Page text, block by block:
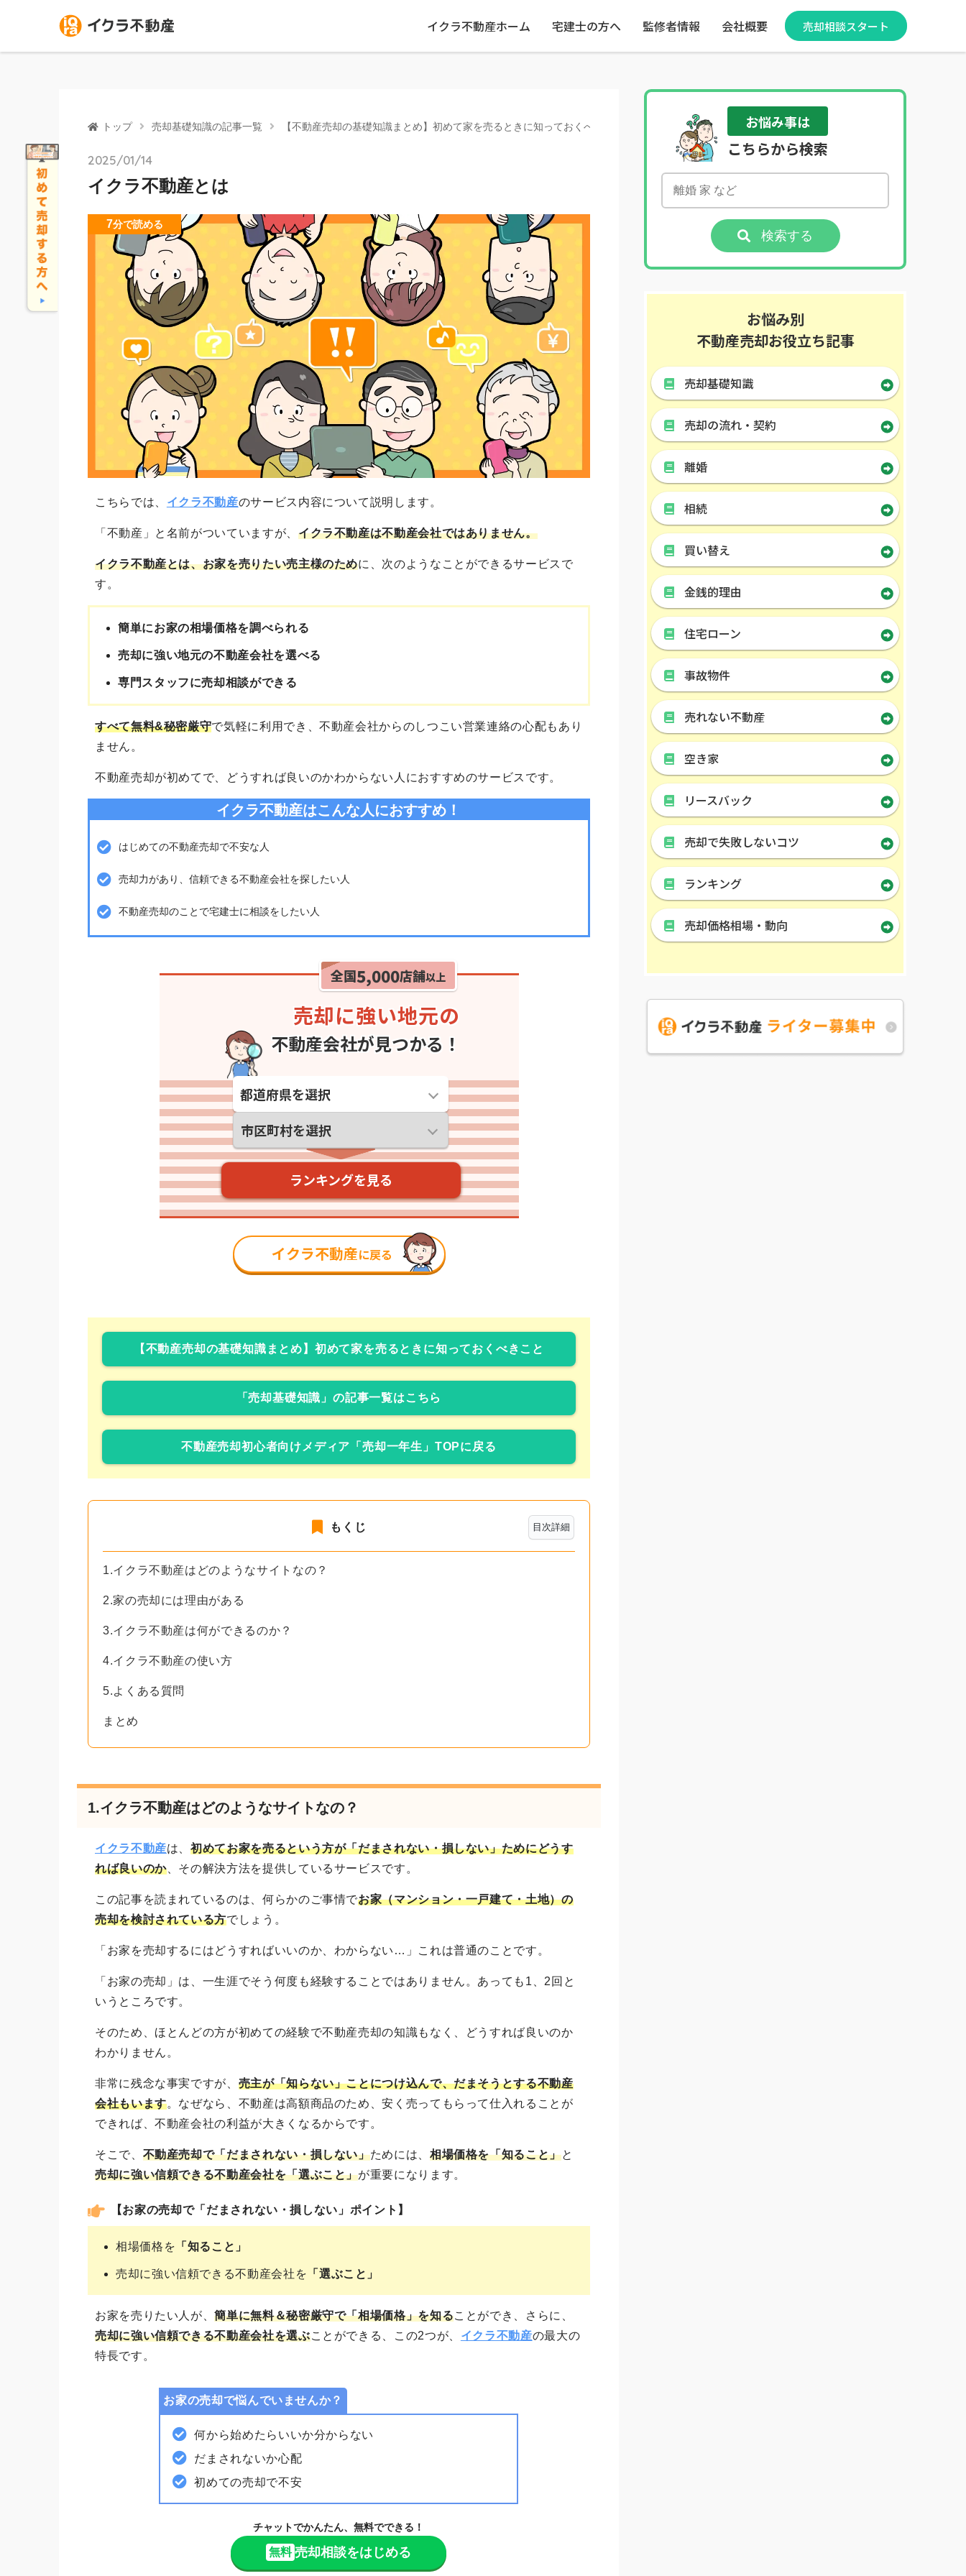
イクラ不動産ホーム 宅建士の方へ 監修者情報 会社概要 売却相談スタート
トップ 売却基礎知識の記事一覧 【不動産売却の基礎知識まとめ】初めて家を売るときに知っておくべきこと
2025/01/14
イクラ不動産とは
7分で読める
こちらでは、 イクラ不動産のサービス内容について説明します。
「不動産」と名前がついていますが、 イクラ不動産は不動産会社ではありません。
イクラ不動産とは、お家を売りたい売主様のために、次のようなことができるサービスで
す。
簡単にお家の相場価格を調べられる
売却に強い地元の不動産会社を選べる
専門スタッフに売却相談ができる
すべて無料&秘密厳守で気軽に利用でき、不動産会社からのしつこい営業連絡の心配もあり
ません。
不動産売却が初めてで、どうすれば良いのかわからない人におすすめのサービスです。
イクラ不動産はこんな人におすすめ！
はじめての不動産売却で不安な人
売却力があり、信頼できる不動産会社を探したい人
不動産売却のことで宅建士に相談をしたい人
【不動産売却の基礎知識まとめ】初めて家を売るときに知っておくべきこと
「売却基礎知識」の記事一覧はこちら
不動産売却初心者向けメディア「売却一年生」TOPに戻る
目次詳細
もくじ
1.イクラ不動産はどのようなサイトなの？
2.家の売却には理由がある
3.イクラ不動産は何ができるのか？
4.イクラ不動産の使い方
5.よくある質問
まとめ
1.イクラ不動産はどのようなサイトなの？
イクラ不動産は、初めてお家を売るという方が「だまされない・損しない」ためにどうす
れば良いのか、その解決方法を提供しているサービスです。
この記事を読まれているのは、何らかのご事情でお家（マンション・一戸建て・土地）の
売却を検討されている方でしょう。
「お家を売却するにはどうすればいいのか、わからない…」これは普通のことです。
「お家の売却」は、一生涯でそう何度も経験することではありません。あっても1、2回と
いうところです。
そのため、ほとんどの方が初めての経験で不動産売却の知識もなく、どうすれば良いのか
わかりません。
非常に残念な事実ですが、 売主が「知らない」ことにつけ込んで、だまそうとする不動産
会社もいます。なぜなら、不動産は高額商品のため、安く売ってもらって仕入れることが
できれば、不動産会社の利益が大きくなるからです。
そこで、 不動産売却で「だまされない・損しない」ためには、 相場価格を「知ること」と
売却に強い信頼できる不動産会社を「選ぶこと」が重要になります。
【お家の売却で「だまされない・損しない」ポイント】
相場価格を 「知ること」
売却に強い信頼できる不動産会社を 「選ぶこと」
お家を売りたい人が、簡単に無料＆秘密厳守で「相場価格」を知ることができ、さらに、
売却に強い信頼できる不動産会社を選ぶことができる、この2つが、 イクラ不動産の最大の
特長です。
お家の売却で悩んでいませんか？
何から始めたらいいか分からない
だまされないか心配
初めての売却で不安
チャットでかんたん、無料でできる！
無料 売却相談をはじめる
お悩み事は
こちらから検索
検索する
お悩み別
不動産売却お役立ち記事
売却基礎知識
売却の流れ・契約
離婚
相続
買い替え
金銭的理由
住宅ローン
事故物件
売れない不動産
空き家
リースバック
売却で失敗しないコツ
ランキング
売却価格相場・動向